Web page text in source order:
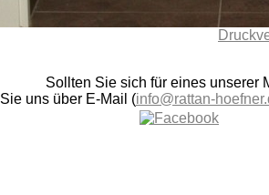
Sollten Sie sich für eines unserer
Sie uns über E-Mail (info@rattan-